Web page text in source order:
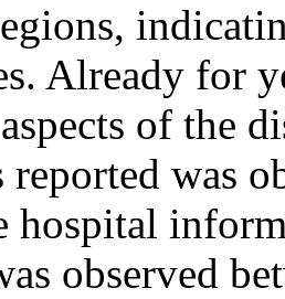
Already for
of the
reported was
hospital
observed